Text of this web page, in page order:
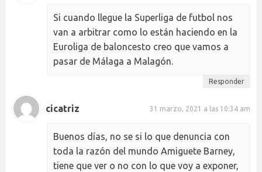
Si cuando llegue la Superliga de futbol nos
van a arbitrar como lo están haciendo en la
Euroliga de baloncesto creo que vamos a
pasar de Málaga a Malagón.
Responder
cicatriz 31 marzo, 2021 a las 10:34 am
Buenos días, no se si lo que denuncia con
toda la razón del mundo Amiguete Barney,
tiene que ver o no con lo que voy a exponer,